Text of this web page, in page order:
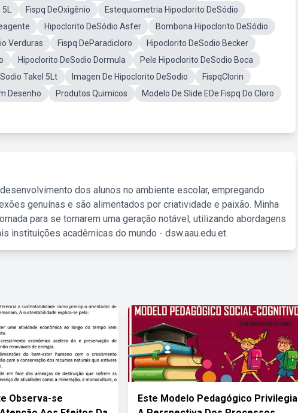
Fispq DeOxigênio
Estequiometria Hipoclorito DeSódio
Hipoclorito DeSódio Asfer
Bombona Hipoclorito DeSódio
Verduras Fispq DeParadicloro
Hipoclorito DeSodio Becker
Hipoclorito DeSodio Dormula
Pele Hipoclorito DeSodio Boca
Takel 5Lt Imagen De Hipoclorito DeSodio
FispqClorin
Desenho Produtos Quimicos
Modelo De Slide EDe Fispq Do Cloro
dos alunos no ambiente escolar, empregando
genuínas e são alimentados por criatividade e paixão. Minha
para se tornarem uma geração notável, utilizando abordagens
instituições acadêmicas do mundo - dsw.aau.edu.et.
Observa-se
Este Modelo Pedagógico Privilegia